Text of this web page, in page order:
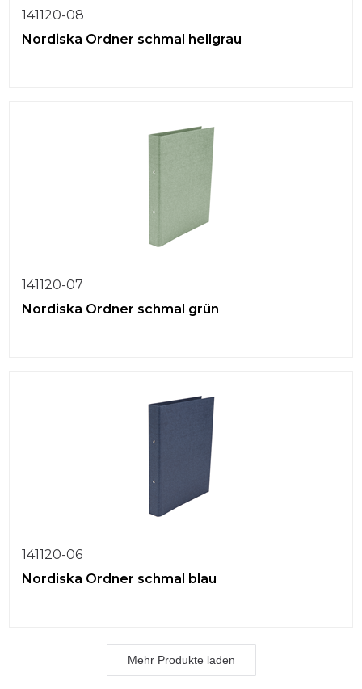
141120-08
Nordiska Ordner schmal hellgrau
141120-07
Nordiska Ordner schmal grün
141120-06
Nordiska Ordner schmal blau
Mehr Produkte laden